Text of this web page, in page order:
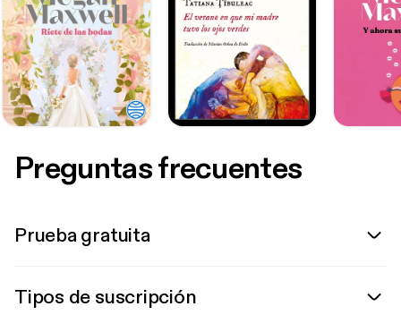
Preguntas frecuentes
Prueba gratuita
Tipos de suscripción